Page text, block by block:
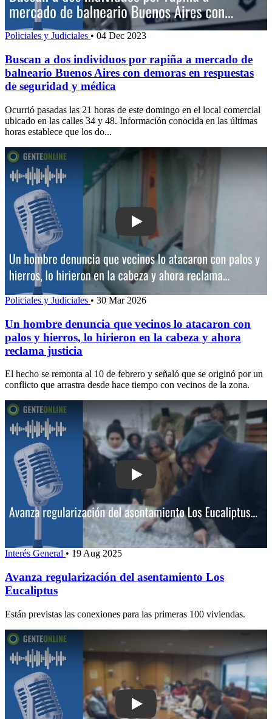
Policiales y Judiciales • 04 Dec 2023
Buscan a dos individuos por rapiña a mercado de
balneario Buenos Aires con demoras en respuestas
de seguridad y médica
Ocurrió pasadas las 21 horas de este domingo en el local comercial
ubicado en las calles 34 y 48. Información conocida en las últimas
horas establece que los do...
Play: Un hombre denuncia que
Policiales y Judiciales • 30 Mar 2026
Un hombre denuncia que vecinos lo atacaron con
palos y hierros, lo hirieron en la cabeza y ahora
reclama justicia
El hecho se remonta al 10 de febrero y señaló que se originó por un
conflicto que arrastra desde hace tiempo con vecinos de la zona.
Play: Avanza regularización del
Interés General • 19 Aug 2025
Avanza regularización del asentamiento Los
Eucaliptus
Están previstas las conexiones para las primeras 100 viviendas.
Play: Aprobaron en comisión normas